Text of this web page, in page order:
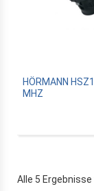
HÖRMANN
MHZ
Alle 5